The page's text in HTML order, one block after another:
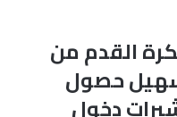
القدم من
حصول
دخول